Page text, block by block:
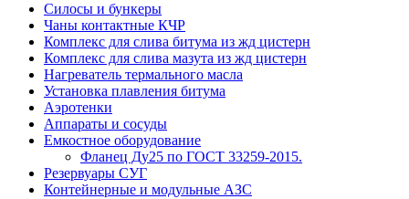
Силосы и бункеры
Чаны контактные КЧР
Комплекс для слива битума из жд цистерн
Комплекс для слива мазута из жд цистерн
Нагреватель термального масла
Установка плавления битума
Аэротенки
Аппараты и сосуды
Емкостное оборудование
Фланец Ду25 по ГОСТ 33259-2015.
Резервуары СУГ
Контейнерные и модульные АЗС